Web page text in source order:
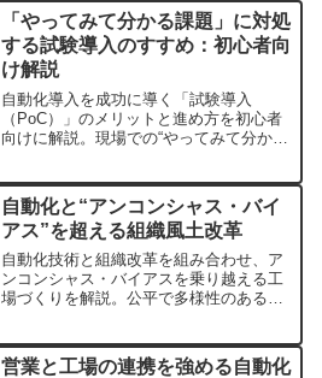
全体が一体となって取り組むことで、真
の意味での「スマートファクトリー」が
実現します。
「やってみて分かる課題」に対処
する試験導入のすすめ：初心者向
け解説
自動化導入を成功に導く「試験導入
（PoC）」のメリットと進め方を初心者
向けに解説。現場での“やってみて分かる
自動化と“アンコンシャス・バイ
アス”を超える組織風土改革
自動化技術と組織改革を組み合わせ、ア
ンコンシャス・バイアスを乗り越える工
場づくりを解説。公平で多様性のある職
営業と工場の連携を強める自動化